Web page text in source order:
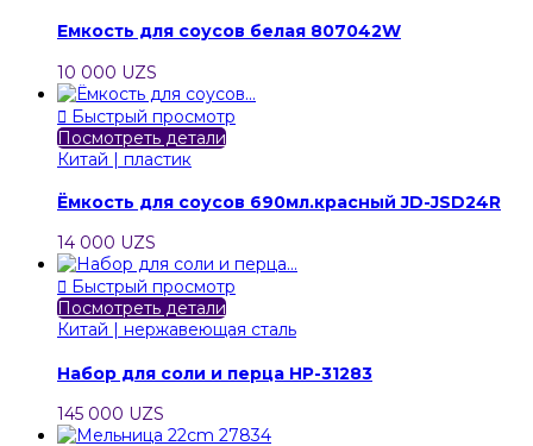
Емкость для соусов белая 807042W
10 000 UZS
 Быстрый просмотр
Посмотреть детали
Китай | пластик
Ёмкость для соусов 690мл.красный JD-JSD24R
14 000 UZS
 Быстрый просмотр
Посмотреть детали
Китай | нержавеющая сталь
Набор для соли и перца HP-31283
145 000 UZS